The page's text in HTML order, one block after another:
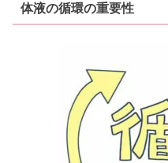
体液の循環の重要性